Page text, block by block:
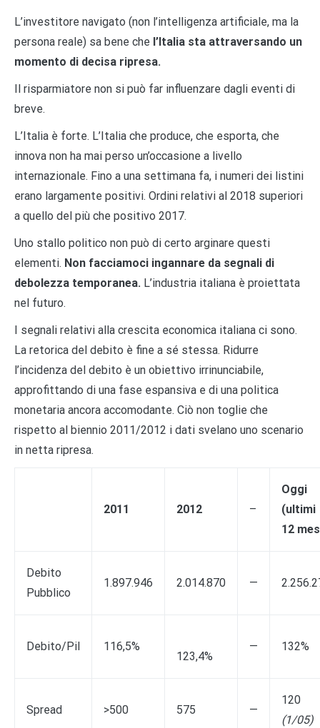
L’investitore navigato (non l’intelligenza artificiale, ma la
persona reale) sa bene che l’Italia sta attraversando un
momento di decisa ripresa.
Il risparmiatore non si può far influenzare dagli eventi di
breve.
L’Italia è forte. L’Italia che produce, che esporta, che
innova non ha mai perso un’occasione a livello
internazionale. Fino a una settimana fa, i numeri dei listini
erano largamente positivi. Ordini relativi al 2018 superiori
a quello del più che positivo 2017.
Uno stallo politico non può di certo arginare questi
elementi. Non facciamoci ingannare da segnali di
debolezza temporanea. L’industria italiana è proiettata
nel futuro.
I segnali relativi alla crescita economica italiana ci sono.
La retorica del debito è fine a sé stessa. Ridurre
l’incidenza del debito è un obiettivo irrinunciabile,
approfittando di una fase espansiva e di una politica
monetaria ancora accomodante. Ciò non toglie che
rispetto al biennio 2011/2012 i dati svelano uno scenario
in netta ripresa.
2011 2012 –
Oggi
(ultimi
12
Debito
Pubblico
1.897.946 2.014.870 —
Debito/Pil 116,5%
123,4%
— 132%
Spread >500 575 —
120
(1/05)